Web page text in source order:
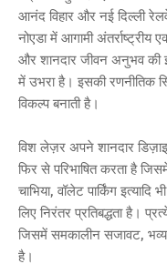
आनंद विहार और नई दिल्ली
नोएडा में आगामी अंतर्राष्ट्रीय
और शानदार जीवन अनुभव की
में उभरा है। इसकी रणनीतिक
विकल्प बनाती है।
विश लेज़र अपने शानदार
फिर से परिभाषित करता है
चाभिया, वॉलेट पार्किंग
लिए निरंतर प्रतिबद्धता है।
जिसमें समकालीन सजावट,
है।